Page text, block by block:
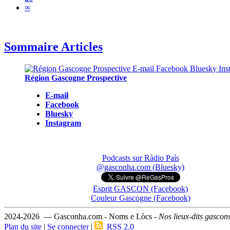
∞
Sommaire Articles
Région Gascogne Prospective
E-mail
Facebook
Bluesky
Instagram
Podcasts sur Ràdio País
@gasconha.com (Bluesky)
Esprit GASCON (Facebook)
Couleur Gascogne (Facebook)
2024-2026 — Gasconha.com - Noms e Lòcs - Nos lieux-dits
Plan du site | Se connecter| RSS 2.0